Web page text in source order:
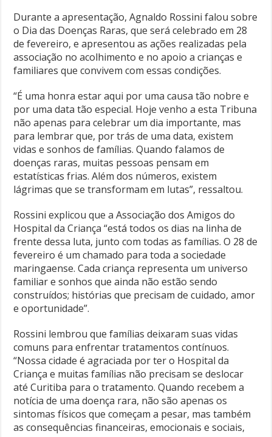
Durante a apresentação, Agnaldo Rossini falou sobre
o Dia das Doenças Raras, que será celebrado em 28
de fevereiro, e apresentou as ações realizadas pela
associação no acolhimento e no apoio a crianças e
familiares que convivem com essas condições.
“É uma honra estar aqui por uma causa tão nobre e
por uma data tão especial. Hoje venho a esta Tribuna
não apenas para celebrar um dia importante, mas
para lembrar que, por trás de uma data, existem
vidas e sonhos de famílias. Quando falamos de
doenças raras, muitas pessoas pensam em
estatísticas frias. Além dos números, existem
lágrimas que se transformam em lutas”, ressaltou.
Rossini explicou que a Associação dos Amigos do
Hospital da Criança “está todos os dias na linha de
frente dessa luta, junto com todas as famílias. O 28 de
fevereiro é um chamado para toda a sociedade
maringaense. Cada criança representa um universo
familiar e sonhos que ainda não estão sendo
construídos; histórias que precisam de cuidado, amor
e oportunidade”.
Rossini lembrou que famílias deixaram suas vidas
comuns para enfrentar tratamentos contínuos.
“Nossa cidade é agraciada por ter o Hospital da
Criança e muitas famílias não precisam se deslocar
até Curitiba para o tratamento. Quando recebem a
notícia de uma doença rara, não são apenas os
sintomas físicos que começam a pesar, mas também
as consequências financeiras, emocionais e sociais,